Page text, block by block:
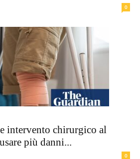
0
intervento chirurgico al
più danni...
0